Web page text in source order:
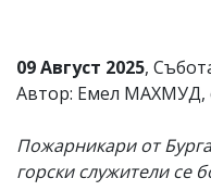
09 Август 2025,
Автор: Емел
Пожарникари от
горски служители се